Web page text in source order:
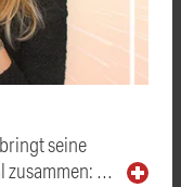
seine
zusammen: …